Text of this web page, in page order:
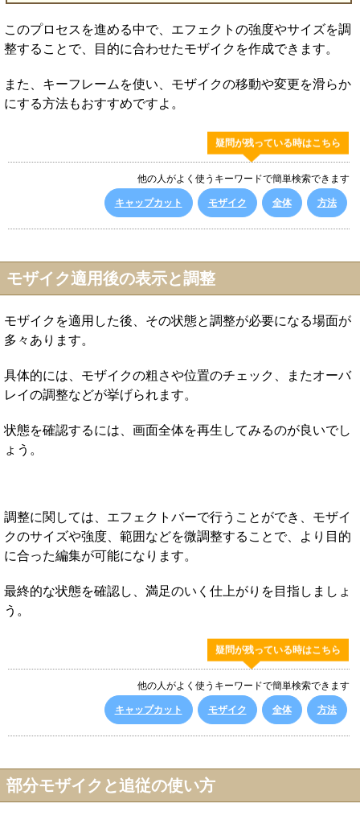
このプロセスを進める中で、エフェクトの強度やサイズを調
整することで、目的に合わせたモザイクを作成できます。
また、キーフレームを使い、モザイクの移動や変更を滑らか
にする方法もおすすめですよ。
疑問が残っている時はこちら
他の人がよく使うキーワードで簡単検索できます
キャップカット モザイク 全体 方法
モザイク適用後の表示と調整
モザイクを適用した後、その状態と調整が必要になる場面が
多々あります。
具体的には、モザイクの粗さや位置のチェック、またオーバ
レイの調整などが挙げられます。
状態を確認するには、画面全体を再生してみるのが良いでし
ょう。
調整に関しては、エフェクトバーで行うことができ、モザイ
クのサイズや強度、範囲などを微調整することで、より目的
に合った編集が可能になります。
最終的な状態を確認し、満足のいく仕上がりを目指しましょ
う。
疑問が残っている時はこちら
他の人がよく使うキーワードで簡単検索できます
キャップカット モザイク 全体 方法
部分モザイクと追従の使い方